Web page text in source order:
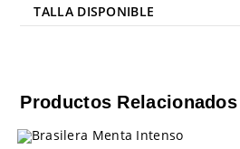
TALLA DISPONIBLE
Productos Relacionados